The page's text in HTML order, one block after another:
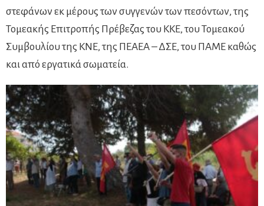
στεφάνων εκ μέρους των συγγενών των πεσόντων, της
Τομεακής Επιτροπής Πρέβεζας του ΚΚΕ, του Τομεακού
Συμβουλίου της ΚΝΕ, της ΠΕΑΕΑ – ΔΣΕ, του ΠΑΜΕ καθώς
και από εργατικά σωματεία.